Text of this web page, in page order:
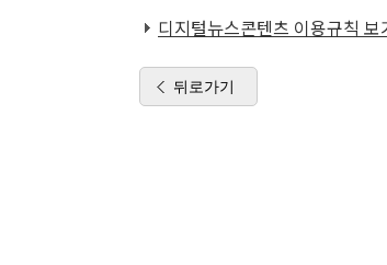
디지털뉴스콘텐츠 이용규칙 보
뒤로가기